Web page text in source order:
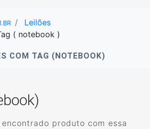
Leilões
( notebook )
COM TAG (NOTEBOOK)
produto com essa